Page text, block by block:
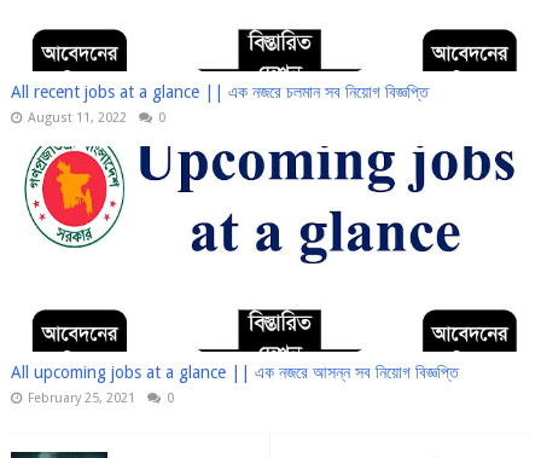
All recent jobs at a glance || এক নজরে চলমান সব নিয়োগ বিজ্ঞপ্তি
August 11, 2022 0
All upcoming jobs at a glance || এক নজরে আসন্ন সব নিয়োগ বিজ্ঞপ্তি
February 25, 2021 0